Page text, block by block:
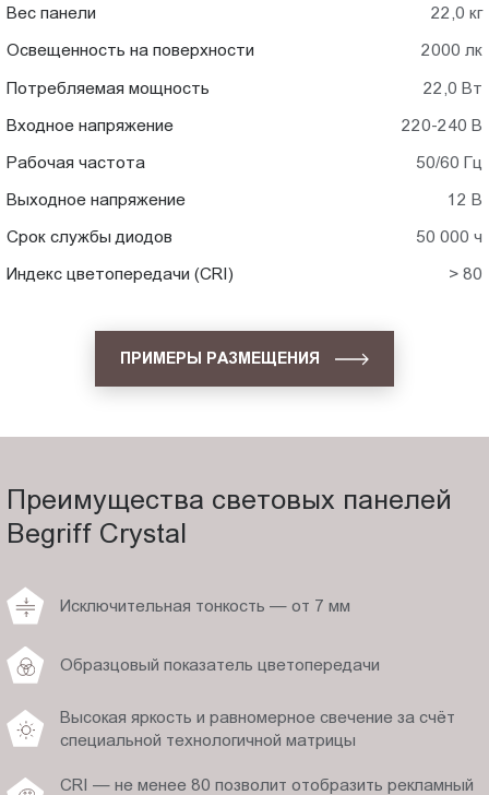
Вес панели 22,0 кг
Освещенность на поверхности 2000 лк
Потребляемая мощность 22,0 Вт
Входное напряжение 220-240 В
Рабочая частота 50/60 Гц
Выходное напряжение 12 В
Срок службы диодов 50 000 ч
Индекс цветопередачи (CRI) > 80
ПРИМЕРЫ РАЗМЕЩЕНИЯ
Преимущества световых панелей
Begriff Crystal
Исключительная тонкость — от 7 мм
Образцовый показатель цветопередачи
Высокая яркость и равномерное свечение за счёт
специальной технологичной матрицы
CRI — не менее 80 позволит отобразить рекламный